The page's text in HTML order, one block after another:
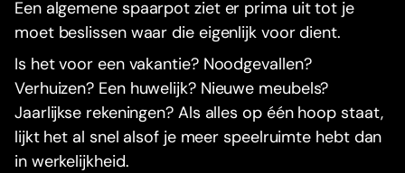
Een algemene spaarpot ziet er prima uit tot je
moet beslissen waar die eigenlijk voor dient.
Is het voor een vakantie? Noodgevallen?
Verhuizen? Een huwelijk? Nieuwe meubels?
Jaarlijkse rekeningen? Als alles op één hoop staat,
lijkt het al snel alsof je meer speelruimte hebt dan
in werkelijkheid.